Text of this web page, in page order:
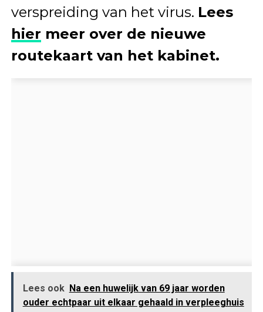
verspreiding van het virus. Lees
hier meer over de nieuwe
routekaart van het kabinet.
Lees ook Na een huwelijk van 69 jaar worden
ouder echtpaar uit elkaar gehaald in verpleeghuis